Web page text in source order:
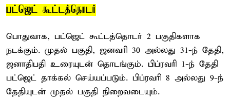
பட்ஜெட் கூட்டத்தொடர்
பொதுவாக, பட்ஜெட் கூட்டத்தொடர் 2 பகுதிகளாக
நடக்கும். முதல் பகுதி, ஜனவரி 30 அல்லது 31-ந் தேதி,
ஜனாதிபதி உரையுடன் தொடங்கும். பிப்ரவரி 1-ந் தேதி
பட்ஜெட் தாக்கல் செய்யப்படும். பிப்ரவரி 8 அல்லது 9-ந்
தேதியுடன் முதல் பகுதி நிறைவடையும்.